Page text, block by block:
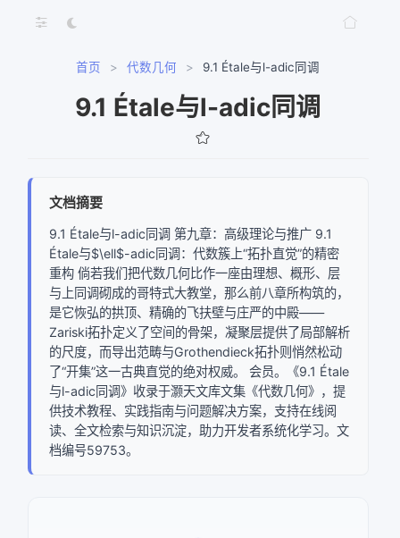
首页 > 代数几何 > 9.1 Étale与l-adic同调
9.1 Étale与l-adic同调
文档摘要
9.1 Étale与l-adic同调 第九章：高级理论与推广 9.1
Étale与$\ell$-adic同调：代数簇上“拓扑直觉”的精密
重构 倘若我们把代数几何比作一座由理想、概形、层
与上同调砌成的哥特式大教堂，那么前八章所构筑的，
是它恢弘的拱顶、精确的飞扶壁与庄严的中殿——
Zariski拓扑定义了空间的骨架，凝聚层提供了局部解析
的尺度，而导出范畴与Grothendieck拓扑则悄然松动
了“开集”这一古典直觉的绝对权威。 会员。《9.1 Étale
与l-adic同调》收录于灏天文库文集《代数几何》，提
供技术教程、实践指南与问题解决方案，支持在线阅
读、全文检索与知识沉淀，助力开发者系统化学习。文
档编号59753。
网络错误
获取文档树失败，请稍后重试
确定